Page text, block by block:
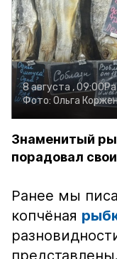
8 августа , 09:00
Фото: Ольга
Знаменитый
порадовал
Ранее мы
копчёная